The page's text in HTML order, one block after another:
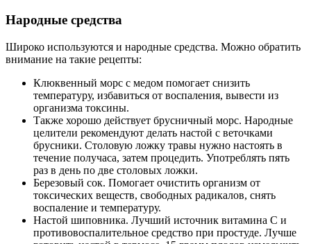
Народные средства
Широко используются и народные средства. Можно обратить
внимание на такие рецепты:
Клюквенный морс с медом помогает снизить
температуру, избавиться от воспаления, вывести из
организма токсины.
Также хорошо действует брусничный морс. Народные
целители рекомендуют делать настой с веточками
брусники. Столовую ложку травы нужно настоять в
течение получаса, затем процедить. Употреблять пять
раз в день по две столовых ложки.
Березовый сок. Помогает очистить организм от
токсических веществ, свободных радикалов, снять
воспаление и температуру.
Настой шиповника. Лучший источник витамина С и
противовоспалительное средство при простуде. Лучше